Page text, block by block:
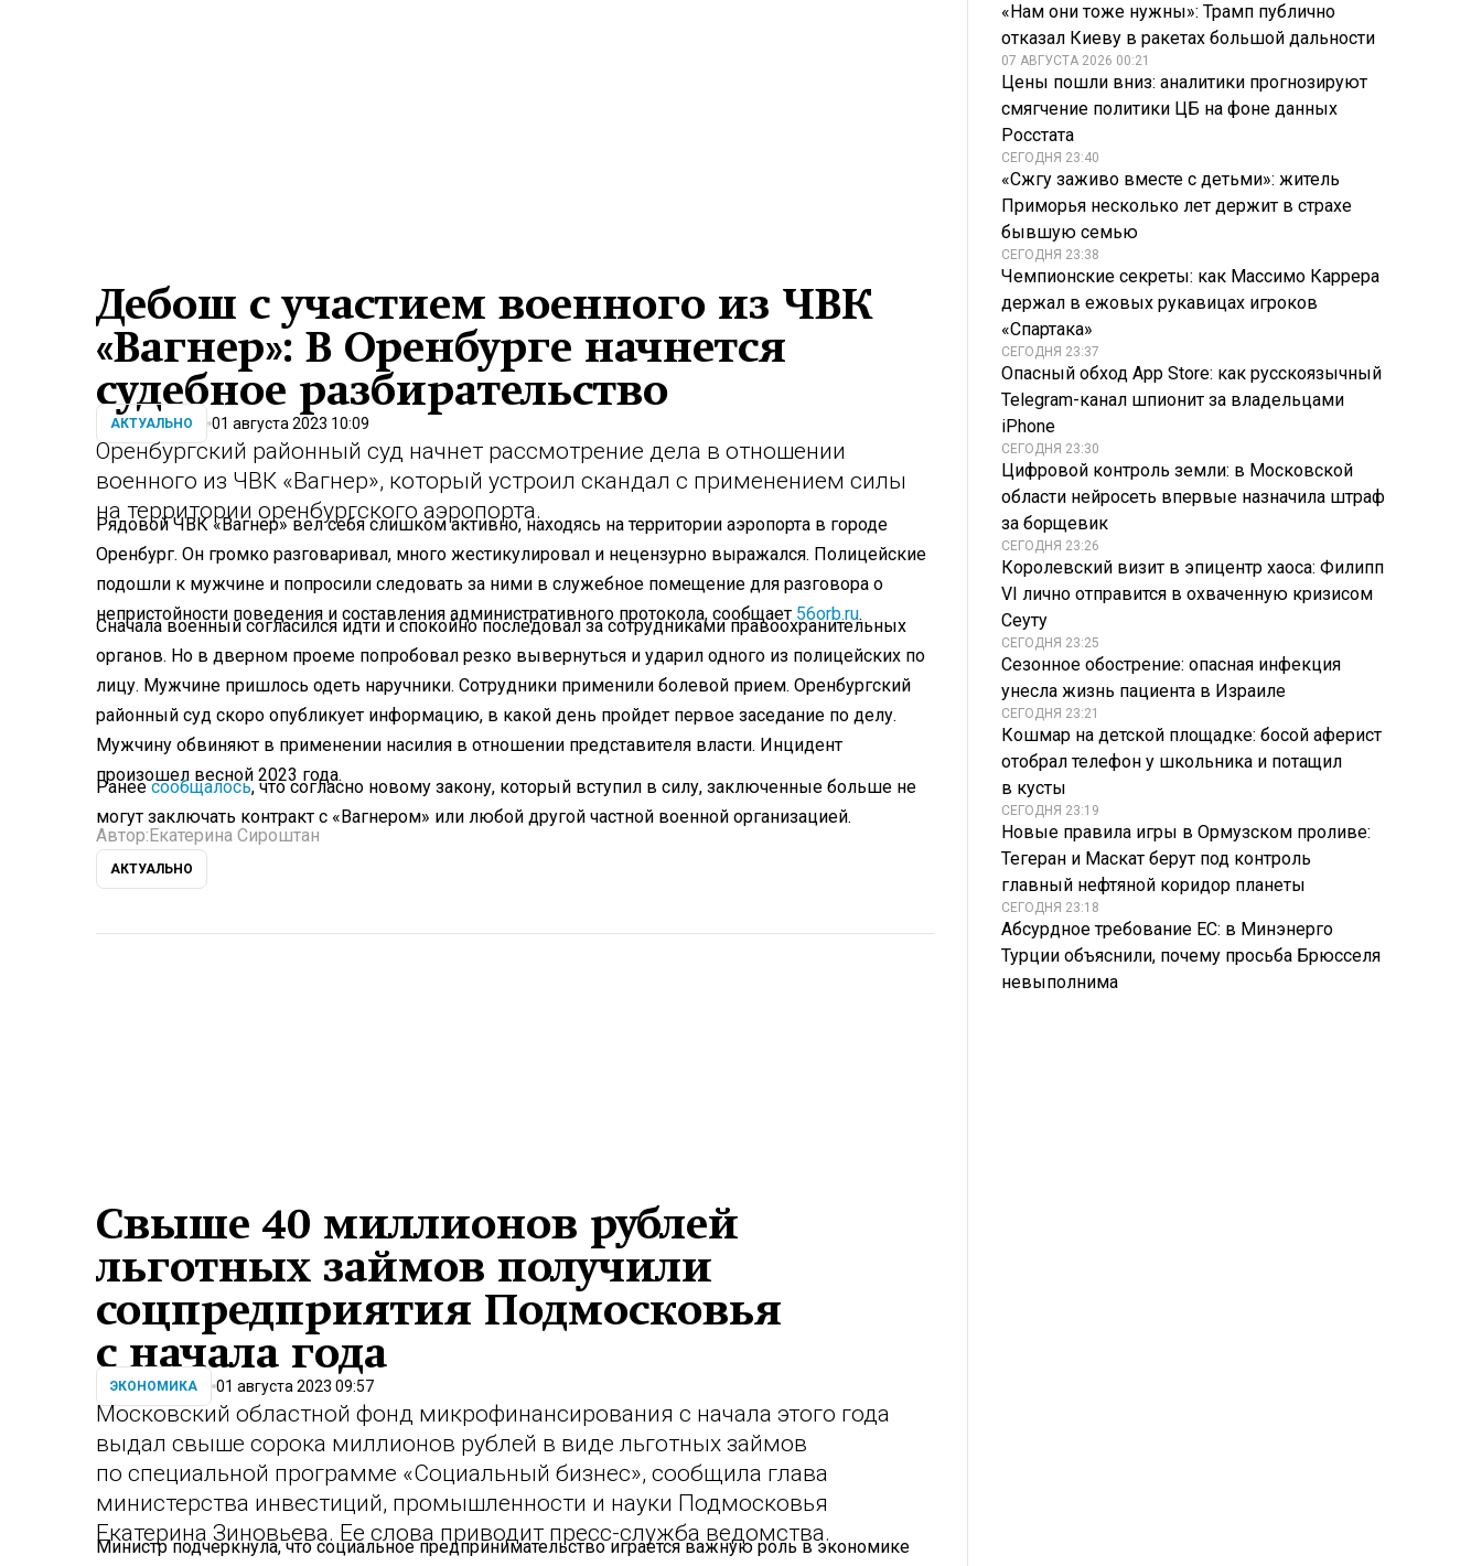
Дебош с участием военного из ЧВК
«Вагнер»: В Оренбурге начнется
судебное разбирательство
АКТУАЛЬНО 01 августа 2023 10:09
Оренбургский районный суд начнет рассмотрение дела в отношении
военного из ЧВК «Вагнер», который устроил скандал с применением силы
на территории оренбургского аэропорта.
Рядовой ЧВК «Вагнер» вел себя слишком активно, находясь на территории аэропорта в городе
Оренбург. Он громко разговаривал, много жестикулировал и нецензурно выражался. Полицейские
подошли к мужчине и попросили следовать за ними в служебное помещение для разговора о
непристойности поведения и составления административного протокола, сообщает 56orb.ru.
Сначала военный согласился идти и спокойно последовал за сотрудниками правоохранительных
органов. Но в дверном проеме попробовал резко вывернуться и ударил одного из полицейских по
лицу. Мужчине пришлось одеть наручники. Сотрудники применили болевой прием. Оренбургский
районный суд скоро опубликует информацию, в какой день пройдет первое заседание по делу.
Мужчину обвиняют в применении насилия в отношении представителя власти. Инцидент
произошел весной 2023 года.
Ранеесообщалось, что согласно новому закону, который вступил в силу, заключенные больше не
могут заключать контракт с «Вагнером» или любой другой частной военной организацией.
Автор: Екатерина Сироштан
АКТУАЛЬНО
Свыше 40 миллионов рублей
льготных займов получили
соцпредприятия Подмосковья
с начала года
ЭКОНОМИКА 01 августа 2023 09:57
Московский областной фонд микрофинансирования с начала этого года
выдал свыше сорока миллионов рублей в виде льготных займов
по специальной программе «Социальный бизнес», сообщила глава
министерства инвестиций, промышленности и науки Подмосковья
Екатерина Зиновьева. Ее слова приводит пресс-служба ведомства.
Министр подчеркнула, что социальное предпринимательство играется важную роль в экономике
«Нам они тоже нужны»: Трамп публично
отказал Киеву в ракетах большой дальности
07 АВГУСТА 2026 00:21
Цены пошли вниз: аналитики прогнозируют
смягчение политики ЦБ на фоне данных
Росстата
СЕГОДНЯ 23:40
«Сжгу заживо вместе с детьми»: житель
Приморья несколько лет держит в страхе
бывшую семью
СЕГОДНЯ 23:38
Чемпионские секреты: как Массимо Каррера
держал в ежовых рукавицах игроков
«Спартака»
СЕГОДНЯ 23:37
Опасный обход App Store: как русскоязычный
Telegram-канал шпионит за владельцами
iPhone
СЕГОДНЯ 23:30
Цифровой контроль земли: в Московской
области нейросеть впервые назначила штраф
за борщевик
СЕГОДНЯ 23:26
Королевский визит в эпицентр хаоса: Филипп
VI лично отправится в охваченную кризисом
Сеуту
СЕГОДНЯ 23:25
Сезонное обострение: опасная инфекция
унесла жизнь пациента в Израиле
СЕГОДНЯ 23:21
Кошмар на детской площадке: босой аферист
отобрал телефон у школьника и потащил
в кусты
СЕГОДНЯ 23:19
Новые правила игры в Ормузском проливе:
Тегеран и Маскат берут под контроль
главный нефтяной коридор планеты
СЕГОДНЯ 23:18
Абсурдное требование ЕС: в Минэнерго
Турции объяснили, почему просьба Брюсселя
невыполнима